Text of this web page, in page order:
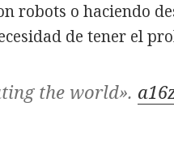
robots o haciendo
de tener el
the world».